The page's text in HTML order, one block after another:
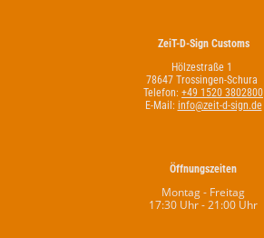
ZeiT-D-Sign Customs
Hölzestraße 1
78647 Trossingen-Schura
Telefon: +49 1520 3802800
E-Mail: info@zeit-d-sign.de
Öffnungszeiten
Montag - Freitag
17:30 Uhr - 21:00 Uhr